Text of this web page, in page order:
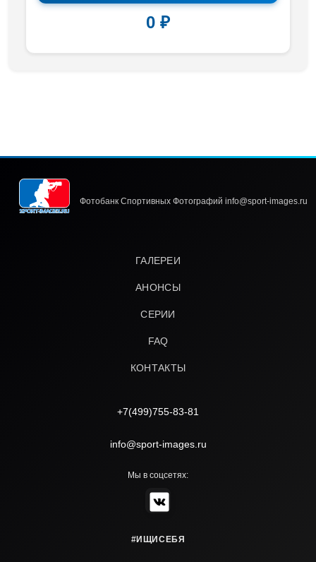
0 ₽
Фотобанк Спортивных Фотографий info@sport-images.ru
ГАЛЕРЕИ
АНОНСЫ
СЕРИИ
FAQ
КОНТАКТЫ
+7(499)755-83-81
info@sport-images.ru
Мы в соцсетях:
#ИЩИСЕБЯ